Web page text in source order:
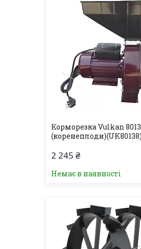
Корморезка Vulkan
(коренеплоди)(UK80138)
2 245 ₴
Немає в наявності